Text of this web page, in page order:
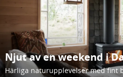
Njut av en weekend i
Härliga naturupplevelser med fint